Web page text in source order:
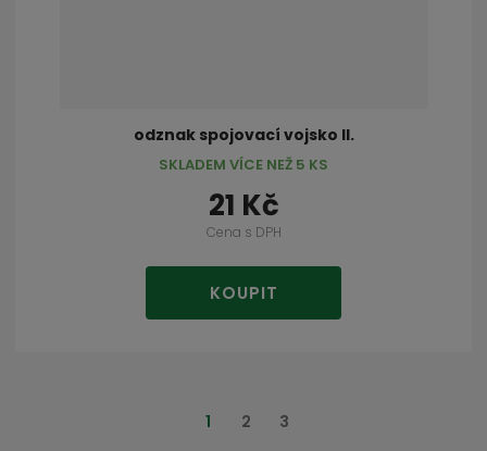
odznak spojovací vojsko II.
21 Kč
Cena s DPH
KOUPIT
SKLADEM VÍCE NEŽ 5 KS
1 2 3